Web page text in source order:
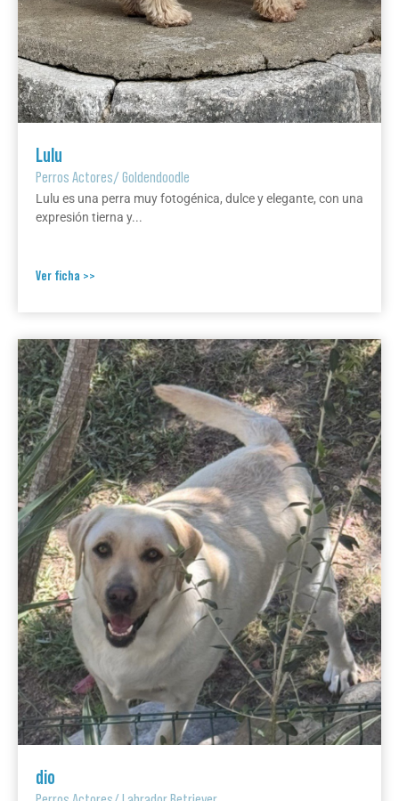
Lulu
Perros Actores/Goldendoodle
Lulu es una perra muy fotogénica, dulce y elegante, con una
expresión tierna y...
Ver ficha >>
dio